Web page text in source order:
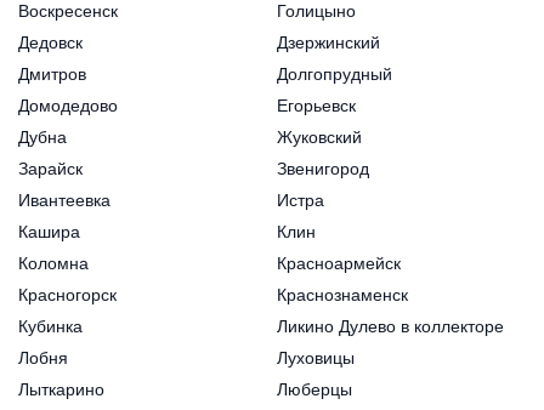
Воскресенск
Голицыно
Дедовск
Дзержинский
Дмитров
Долгопрудный
Домодедово
Егорьевск
Дубна
Жуковский
Зарайск
Звенигород
Ивантеевка
Истра
Кашира
Клин
Коломна
Красноармейск
Красногорск
Краснознаменск
Кубинка
Ликино Дулево в коллекторе
Лобня
Луховицы
Лыткарино
Люберцы